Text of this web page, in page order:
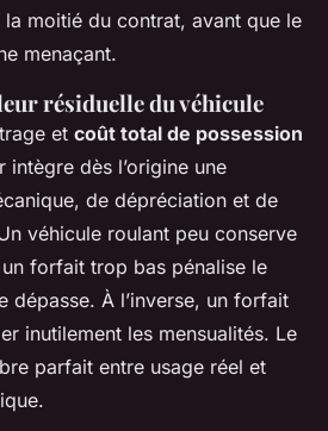
moitié du contrat, avant que le
menaçant.
résiduelle du véhicule
et coût total de possession
intègre dès l’origine une
de dépréciation et de
véhicule roulant peu conserve
forfait trop bas pénalise le
dépasse. À l’inverse, un forfait
inutilement les mensualités. Le
parfait entre usage réel et